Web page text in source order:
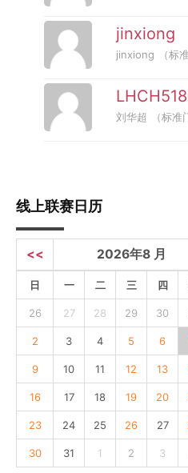
jinxiong
jinxiong （标
刘华超 （标准
线上联赛日历
<< 2026年8 月
日 一 二 三 四
26 27 28 29 30
2 3 4 5 6
9 10 11 12 13
16 17 18 19 20
23 24 25 26 27
30 31 1 2 3